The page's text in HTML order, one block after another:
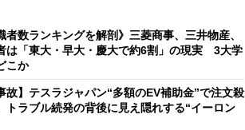
者数ランキングを解剖》三菱商事、三井物産、
は「東大・早大・慶大で約6割」の現実 3大学
こか
故】テスラジャパン“多額のEV補助金”で注文殺
ラブル続発の背後に見え隠れする“イーロン